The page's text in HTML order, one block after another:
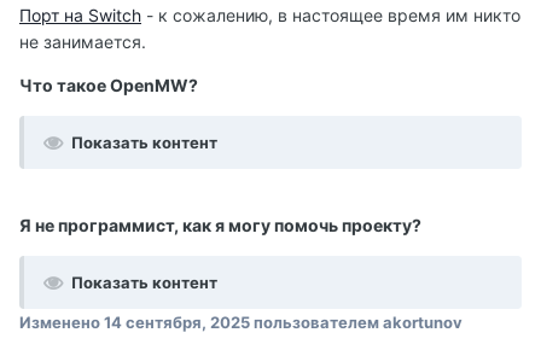
Порт на Switch - к сожалению, в настоящее время им никто
не занимается.
Что такое OpenMW?
Показать контент
Я не программист, как я могу помочь проекту?
Показать контент
Изменено14 сентября, 2025пользователем akortunov